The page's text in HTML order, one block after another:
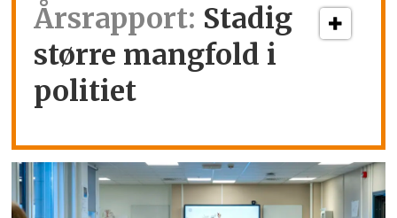
Årsrapport: Stadig
større mangfold i
politiet